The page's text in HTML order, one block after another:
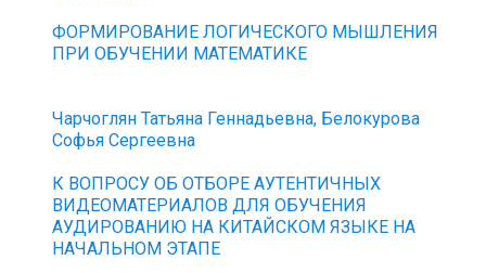
ФОРМИРОВАНИЕ ЛОГИЧЕСКОГО МЫШЛЕНИЯ
ПРИ ОБУЧЕНИИ МАТЕМАТИКЕ
Чарчоглян Татьяна Геннадьевна, Белокурова
Софья Сергеевна
К ВОПРОСУ ОБ ОТБОРЕ АУТЕНТИЧНЫХ
ВИДЕОМАТЕРИАЛОВ ДЛЯ ОБУЧЕНИЯ
АУДИРОВАНИЮ НА КИТАЙСКОМ ЯЗЫКЕ НА
НАЧАЛЬНОМ ЭТАПЕ